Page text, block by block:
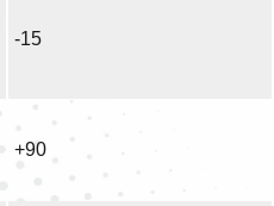
-15
+90